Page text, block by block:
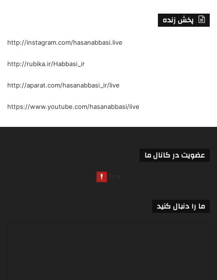
پخش زنده
http://instagram.com/hasanabbasi.live
http://rubika.ir/Habbasi_ir
http://aparat.com/hasanabbasi_ir/live
https://www.youtube.com/hasanabbasi/live
عضویت در کانال ما
ما را دنبال کنید